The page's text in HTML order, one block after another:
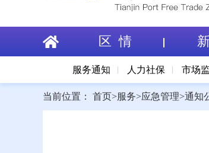
区 情
服务通知 人力社保 市场
当前位置： 首页>服务>应急管理>通知